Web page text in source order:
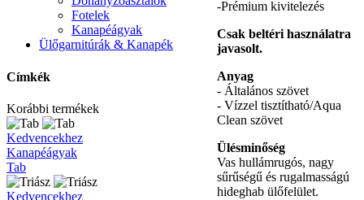
-Prémium kivitelezés
Csak beltéri használatra
javasolt.
Anyag
- Általános szövet
- Vízzel tisztítható/Aqua
Clean szövet
Ülésminőség
Vas hullámrugós, nagy
sűrűségű és rugalmasságú
hideghab ülőfelület.
Fotelek
Kanapéágyak
Ülőgarnitúrák & Kanapék
Címkék
Korábbi termékek
Tab
Kedvencekhez
Kanapéágyak
Tab
Triász
Kedvencekhez